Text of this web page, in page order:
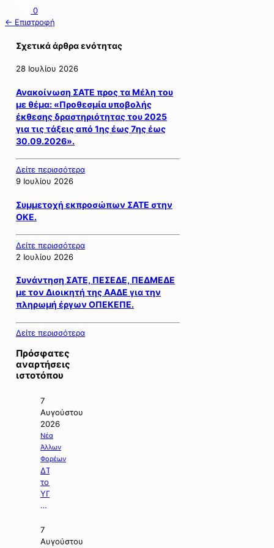
0
← Επιστροφή
Σχετικά άρθρα ενότητας
28 Ιουλίου 2026
Ανακοίνωση ΣΑΤΕ προς τα Μέλη του
με θέμα: «Προθεσμία υποβολής
έκθεσης δραστηριότητας του 2025
για τις τάξεις από 1ης έως 7ης έως
30.09.2026».
Δείτε περισσότερα
9 Ιουλίου 2026
Συμμετοχή εκπροσώπων ΣΑΤΕ στην
ΟΚΕ.
Δείτε περισσότερα
2 Ιουλίου 2026
Συνάντηση ΣΑΤΕ, ΠΕΣΕΔΕ, ΠΕΔΜΕΔΕ
με τον Διοικητή της ΑΑΔΕ για την
πληρωμή έργων ΟΠΕΚΕΠΕ.
Δείτε περισσότερα
Πρόσφατες
αναρτήσεις
ιστοτόπου
7
Αυγούστου
2026
Νέα
Άλλων
Φορέων
ΔΤ
του
ΥΠΠΕΝ
με
«Ειδικό
Χωροταξικό
7
Αυγούστου